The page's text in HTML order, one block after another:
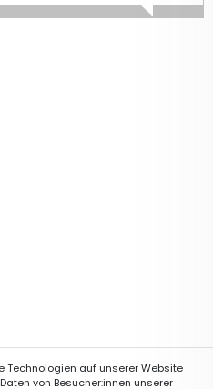
Technologien auf unserer Website
von Besucher:innen unserer